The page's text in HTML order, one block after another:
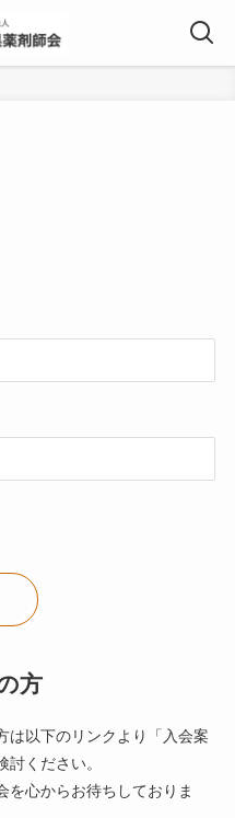
方
は以下のリンクより「入会案
ください。
を心からお待ちしておりま